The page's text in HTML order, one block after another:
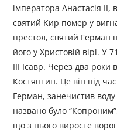
імператора Анастасія II,
святий Кир помер у
престол, святий Герман
його у Христовій вірі. У
III Ісавр. Через два роки
Костянтин. Це він під
Герман, занечистив
названо було
що з нього виросте